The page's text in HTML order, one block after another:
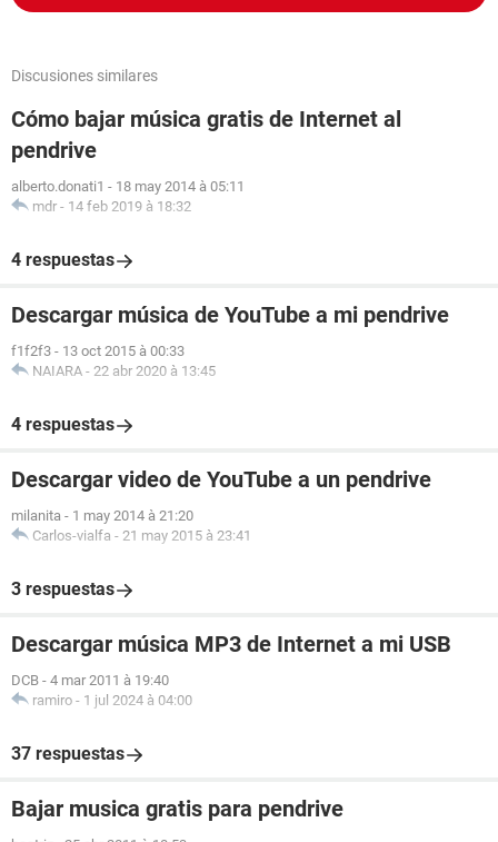
Discusiones similares
Cómo bajar música gratis de Internet al
pendrive
alberto.donati1 - 18 may 2014 à 05:11
mdr - 14 feb 2019 à 18:32
4 respuestas
Descargar música de YouTube a mi pendrive
f1f2f3 - 13 oct 2015 à 00:33
NAIARA - 22 abr 2020 à 13:45
4 respuestas
Descargar video de YouTube a un pendrive
milanita - 1 may 2014 à 21:20
Carlos-vialfa - 21 may 2015 à 23:41
3 respuestas
Descargar música MP3 de Internet a mi USB
DCB - 4 mar 2011 à 19:40
ramiro - 1 jul 2024 à 04:00
37 respuestas
Bajar musica gratis para pendrive